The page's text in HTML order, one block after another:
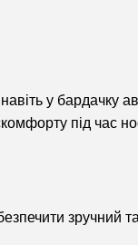
у бардачку
під час